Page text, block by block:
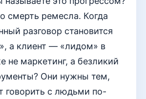
смерть ремесла. Когда
разговор становится
а клиент — «лидом» в
не маркетинг, а безликий
Они нужны тем,
говорить с людьми по-